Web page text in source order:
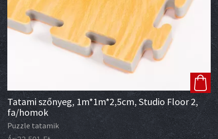
Tatami szőnyeg, 1m*1m*2,5cm, Studio Floor 2,
fa/homok
Puzzle tatamik